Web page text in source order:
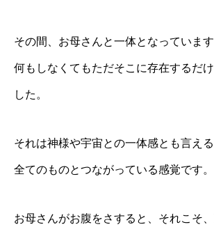
その間、お母さんと一体となっています
何もしなくてもただそこに存在するだ
した。
それは神様や宇宙との一体感とも言える
全てのものとつながっている感覚です。
お母さんがお腹をさすると、それこそ